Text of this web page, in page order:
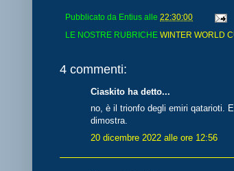
Pubblicato da Entius alle 22:30:00
LE NOSTRE RUBRICHE WINTER WORLD
4 commenti:
Ciaskito ha detto...
no, è il trionfo degli emiri qatarioti.
dimostra.
20 dicembre 2022 alle ore 12:56